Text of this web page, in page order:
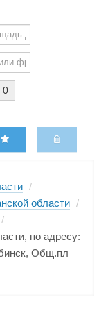
0
/
области /
/
по адресу:
Общ.пл